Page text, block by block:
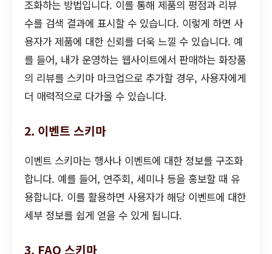
조화하는 방법입니다. 이를 통해 제품의 평점과 리뷰
수를 검색 결과에 표시할 수 있습니다. 이렇게 하면 사
용자가 제품에 대한 신뢰를 더욱 느낄 수 있습니다. 예
를 들어, 내가 운영하는 웹사이트에서 판매하는 화장품
의 리뷰를 스키마 마크업으로 추가할 경우, 사용자에게
더 매력적으로 다가올 수 있습니다.
2. 이벤트 스키마
이벤트 스키마는 행사나 이벤트에 대한 정보를 구조화
합니다. 예를 들어, 연주회, 세미나 등을 홍보할 때 유
용합니다. 이를 활용하면 사용자가 해당 이벤트에 대한
세부 정보를 쉽게 얻을 수 있게 됩니다.
3. FAQ 스키마